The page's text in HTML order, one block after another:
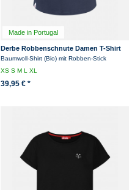
Made in Portugal
Derbe Robbenschnute Damen T-Shirt
Dunkelblau
Baumwoll-Shirt (Bio) mit Robben-Stick
XSSMLXL
39,95 € *